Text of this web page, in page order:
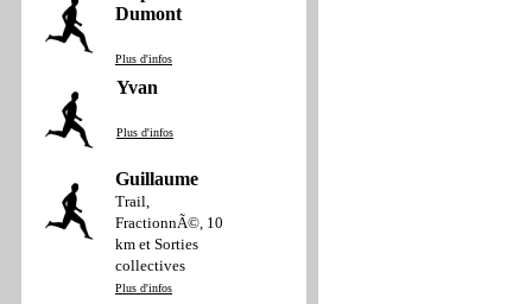
Dumont
Plus d'infos
Yvan
Plus d'infos
Guillaume
Trail,
FractionnÃ©, 10
km et Sorties
collectives
Plus d'infos